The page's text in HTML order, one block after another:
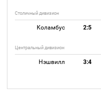
Столичный дивизион
Коламбус 2:5
Центральный дивизион
Нэшвилл 3:4